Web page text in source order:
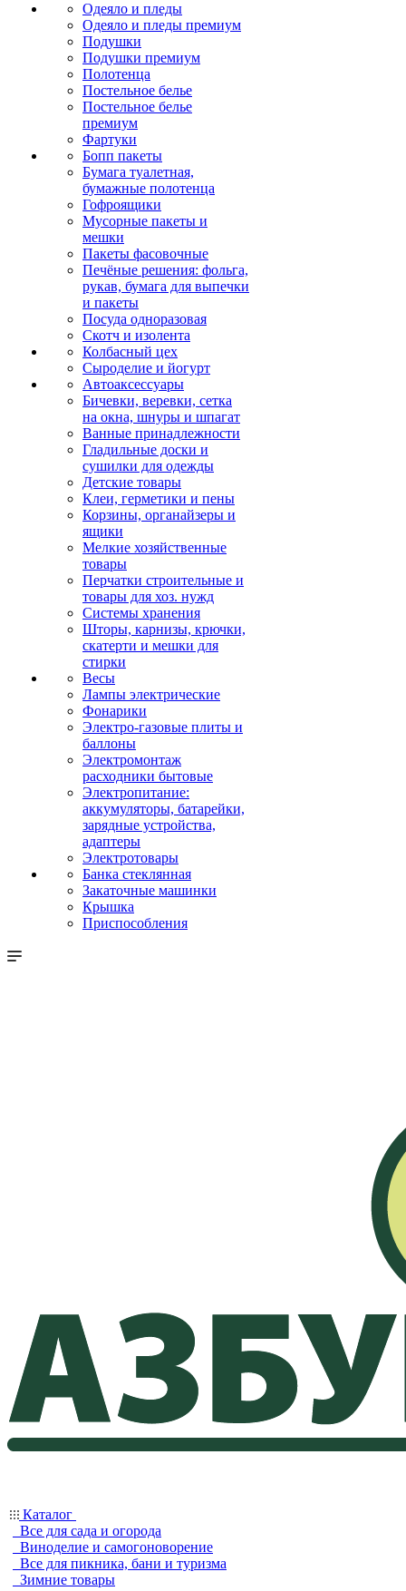
Одеяло и пледы
Одеяло и пледы премиум
Подушки
Подушки премиум
Полотенца
Постельное белье
Постельное белье
премиум
Фартуки
Бопп пакеты
Бумага туалетная,
бумажные полотенца
Гофроящики
Мусорные пакеты и
мешки
Пакеты фасовочные
Печёные решения: фольга,
рукав, бумага для выпечки
и пакеты
Посуда одноразовая
Скотч и изолента
Колбасный цех
Сыроделие и йогурт
Автоаксессуары
Бичевки, веревки, сетка
на окна, шнуры и шпагат
Ванные принадлежности
Гладильные доски и
сушилки для одежды
Детские товары
Клеи, герметики и пены
Корзины, органайзеры и
ящики
Мелкие хозяйственные
товары
Перчатки строительные и
товары для хоз. нужд
Системы хранения
Шторы, карнизы, крючки,
скатерти и мешки для
стирки
Весы
Лампы электрические
Фонарики
Электро-газовые плиты и
баллоны
Электромонтаж
расходники бытовые
Электропитание:
аккумуляторы, батарейки,
зарядные устройства,
адаптеры
Электротовары
Банка стеклянная
Закаточные машинки
Крышка
Приспособления
Каталог
Все для сада и огорода
Виноделие и самогоноворение
Все для пикника, бани и туризма
Зимние товары